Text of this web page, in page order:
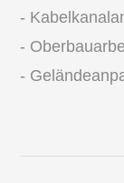
-
-
-